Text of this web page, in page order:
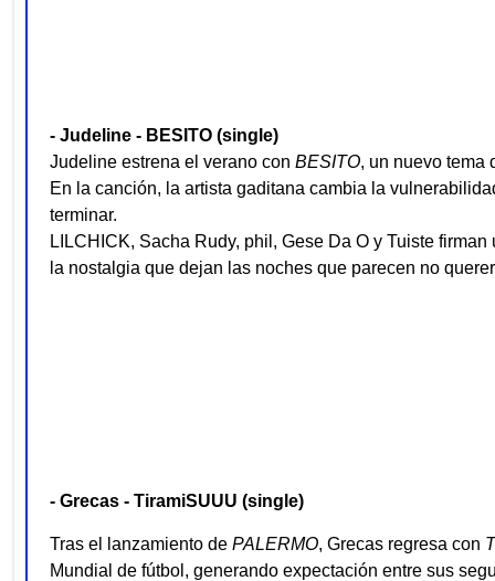
- Judeline - BESITO (single)
Judeline estrena el verano con BESITO, un nuevo tema
En la canción, la artista gaditana cambia la
terminar.
LILCHICK, Sacha Rudy, phil, Gese Da O y Tuiste
la nostalgia que dejan las noches que parecen no
- Grecas - TiramiSUUU (single)
Tras el lanzamiento de PALERMO, Grecas regresa con
Mundial de fútbol, generando expectación entre sus